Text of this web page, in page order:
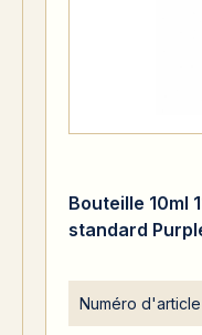
Bouteille 10ml
standard
Numéro d'article